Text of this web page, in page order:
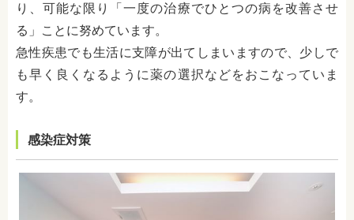
り、可能な限り「一度の治療でひとつの病を改善させ
る」ことに努めています。
急性疾患でも生活に支障が出てしまいますので、少しで
も早く良くなるように薬の選択などをおこなっていま
す。
感染症対策